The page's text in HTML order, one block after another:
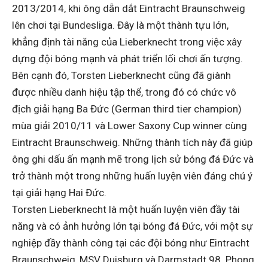
2013/2014, khi ông dẫn dắt Eintracht Braunschweig
lên chơi tại Bundesliga. Đây là một thành tựu lớn,
khẳng định tài năng của Lieberknecht trong việc xây
dựng đội bóng mạnh và phát triển lối chơi ấn tượng.
Bên cạnh đó, Torsten Lieberknecht cũng đã giành
được nhiều danh hiệu tập thể, trong đó có chức vô
địch giải hạng Ba Đức (German third tier champion)
mùa giải 2010/11 và Lower Saxony Cup winner cùng
Eintracht Braunschweig. Những thành tích này đã giúp
ông ghi dấu ấn mạnh mẽ trong lịch sử bóng đá Đức và
trở thành một trong những huấn luyện viên đáng chú ý
tại giải hạng Hai Đức.
Torsten Lieberknecht là một huấn luyện viên đầy tài
năng và có ảnh hưởng lớn tại bóng đá Đức, với một sự
nghiệp đầy thành công tại các đội bóng như Eintracht
Braunschweig, MSV Duisburg và Darmstadt 98. Phong